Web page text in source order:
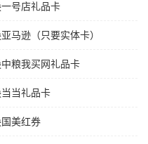
号店礼品卡
马逊（只要实体卡）
粮我买网礼品卡
当礼品卡
美红券